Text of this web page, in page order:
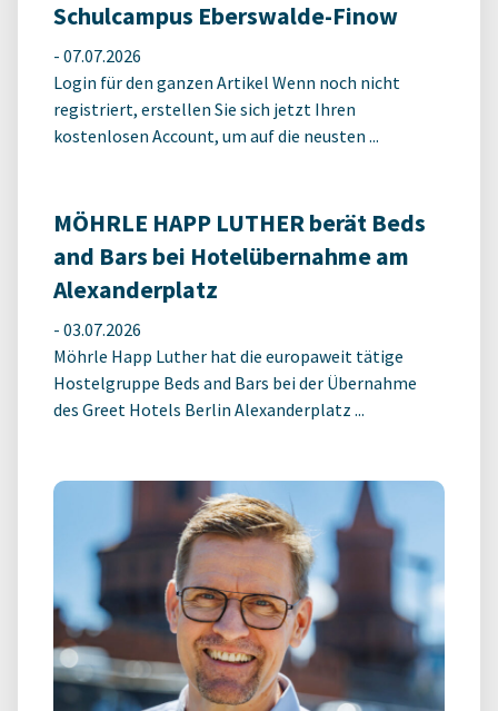
Schulcampus Eberswalde-Finow
- 07.07.2026
Login für den ganzen Artikel Wenn noch nicht
registriert, erstellen Sie sich jetzt Ihren
kostenlosen Account, um auf die neusten ...
MÖHRLE HAPP LUTHER berät Beds
and Bars bei Hotelübernahme am
Alexanderplatz
- 03.07.2026
Möhrle Happ Luther hat die europaweit tätige
Hostelgruppe Beds and Bars bei der Übernahme
des Greet Hotels Berlin Alexanderplatz ...